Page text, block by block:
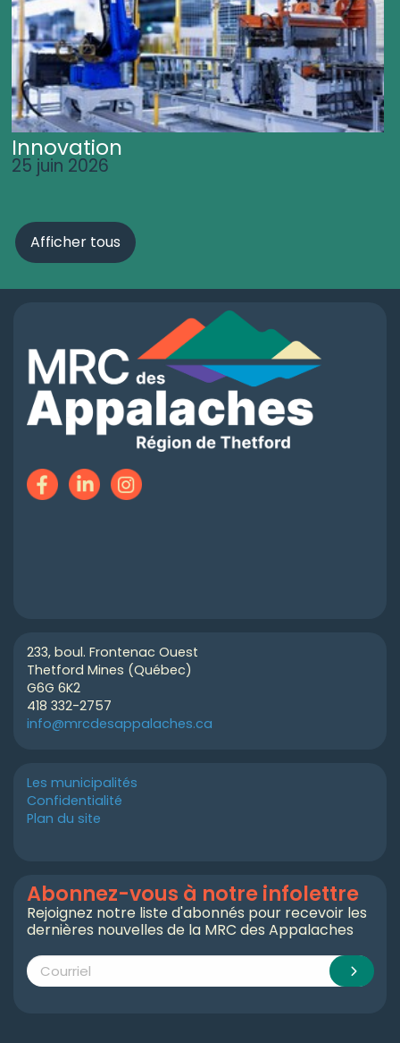
Innovation
25 juin 2026
Afficher tous
233, boul. Frontenac Ouest
Thetford Mines (Québec)
G6G 6K2
418 332-2757
info@mrcdesappalaches.ca
Les municipalités
Confidentialité
Plan du site
Abonnez-vous à notre infolettre
Rejoignez notre liste d'abonnés pour recevoir les
dernières nouvelles de la MRC des Appalaches